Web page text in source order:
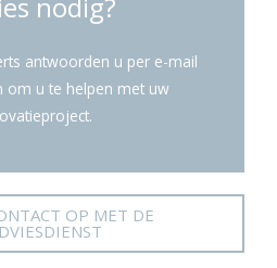
antwoorden u per e-mail
om u te helpen met uw
OP MET DE